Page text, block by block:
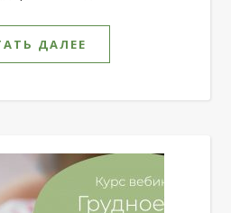
ДАЛЕЕ